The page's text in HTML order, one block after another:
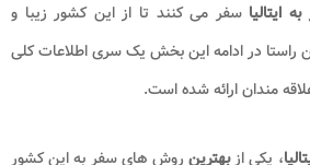
ایتالیا سفر می کنند تا از این کشور زیبا و
راستا در ادامه این بخش یک سری اطلاعات کلی
مندان ارائه شده است.
، یکی ازبهترین روش های سفر به این کشور